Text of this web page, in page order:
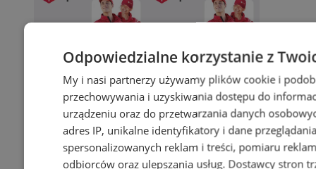
Odpowiedzialne korzystanie z
My i nasi partnerzy używamy plików cookie i
przechowywania i uzyskiwania dostępu do
urządzeniu oraz do przetwarzania danych
adres IP, unikalne identyfikatory i dane
spersonalizowanych reklam i treści, pomiaru
odbiorców oraz ulepszania usług. Dostawcy stron